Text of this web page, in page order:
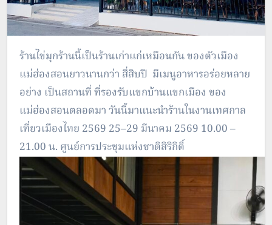
ร้านไข่มุกร้านนี้เป็นร้านเก่าแก่เหมือนกัน ของตัวเมือง
แม่ฮ่องสอนยาวนานกว่า สี่สิบปี มีเมนูอาหารอร่อยหลาย
อย่าง เป็นสถานที่ ที่รองรับแขกบ้านแขกเมือง ของ
แม่ฮ่องสอนตลอดมา วันนี้มาแนะนำร้านในงานเทศกาล
เที่ยวเมืองไทย 2569 25–29 มีนาคม 2569 10.00 –
21.00 น. ศูนย์การประชุมแห่งชาติสิริกิติ์